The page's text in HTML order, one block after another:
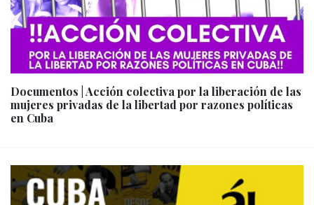
Documentos | Acción colectiva por la liberación de las
mujeres privadas de la libertad por razones políticas
en Cuba